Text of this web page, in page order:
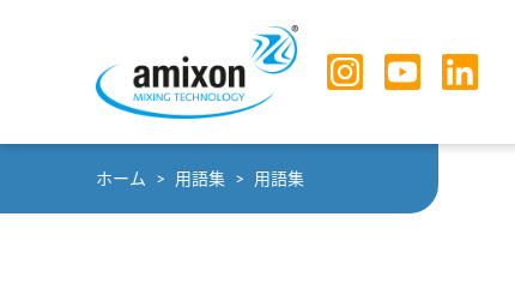
You are here:
ホーム 用語集 用語集